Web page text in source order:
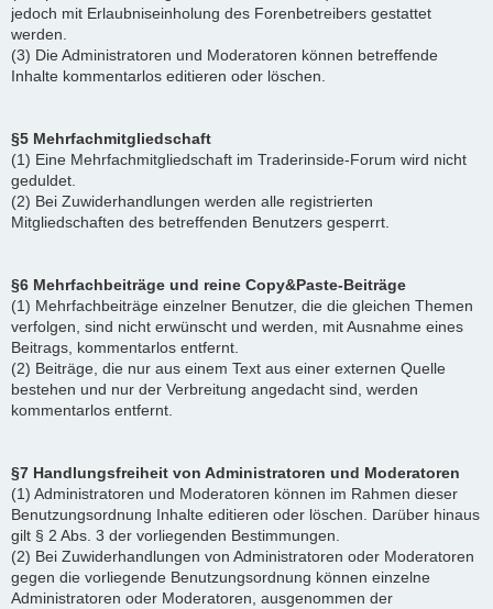
jedoch mit Erlaubniseinholung des Forenbetreibers gestattet
werden.
(3) Die Administratoren und Moderatoren können betreffende
Inhalte kommentarlos editieren oder löschen.
§5 Mehrfachmitgliedschaft
(1) Eine Mehrfachmitgliedschaft im Traderinside-Forum wird nicht
geduldet.
(2) Bei Zuwiderhandlungen werden alle registrierten
Mitgliedschaften des betreffenden Benutzers gesperrt.
§6 Mehrfachbeiträge und reine Copy&Paste-Beiträge
(1) Mehrfachbeiträge einzelner Benutzer, die die gleichen Themen
verfolgen, sind nicht erwünscht und werden, mit Ausnahme eines
Beitrags, kommentarlos entfernt.
(2) Beiträge, die nur aus einem Text aus einer externen Quelle
bestehen und nur der Verbreitung angedacht sind, werden
kommentarlos entfernt.
§7 Handlungsfreiheit von Administratoren und Moderatoren
(1) Administratoren und Moderatoren können im Rahmen dieser
Benutzungsordnung Inhalte editieren oder löschen. Darüber hinaus
gilt § 2 Abs. 3 der vorliegenden Bestimmungen.
(2) Bei Zuwiderhandlungen von Administratoren oder Moderatoren
gegen die vorliegende Benutzungsordnung können einzelne
Administratoren oder Moderatoren, ausgenommen der